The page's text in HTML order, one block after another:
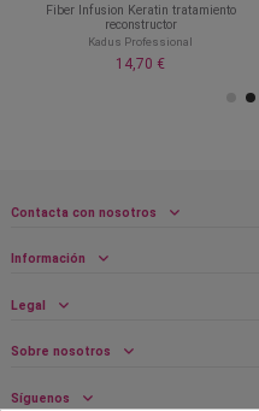
Fiber Infusion Keratin tratamiento
reconstructor
Kadus Professional
14,70 €
Contacta con nosotros
Información
Legal
Sobre nosotros
Síguenos